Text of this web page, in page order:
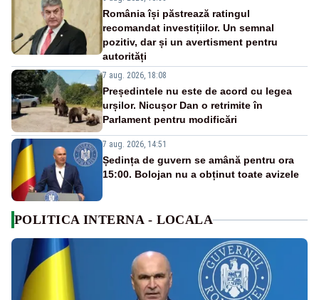
România își păstrează ratingul
recomandat investițiilor. Un semnal
pozitiv, dar și un avertisment pentru
autorități
7 aug. 2026, 18:08
Președintele nu este de acord cu legea
urșilor. Nicușor Dan o retrimite în
Parlament pentru modificări
7 aug. 2026, 14:51
Ședința de guvern se amână pentru ora
15:00. Bolojan nu a obținut toate avizele
POLITICA INTERNA - LOCALA